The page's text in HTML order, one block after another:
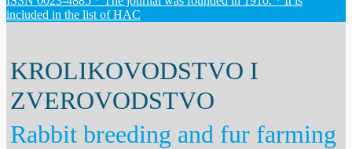
included in the list of HAC
KROLIKOVODSTVO I
ZVEROVODSTVO
Rabbit breeding and fur farming